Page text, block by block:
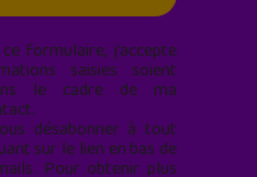
formulaire, j’accepte
saisies soient
le cadre de ma
désabonner à tout
sur le lien en bas de
Pour obtenir plus